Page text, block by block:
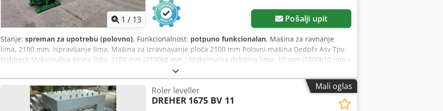
1 / 13 Pošalji upit
Stanje: spreman za upotrebu (polovno), Funkcionalnost: potpuno funkcionalan, Mašina za ravnanje
lima, 2100 mm, Ispravljanje lima, Mašina za izravnavanje ploča 2100 mm Polovni mašina Dedpfx Asv Tpv
Nsbbeck Maksimalna širina lista: 2100 mm (2100k8 mm,) Maksimalna debljina lima: 10 mm (1500k10 mm,)
Broj rolni: 11 kom Prečnik rolne: 95 mm Elektromotor: Podesiva brzina i smer Električni podaci: 400 V, 50
Hz, 36 A, 22.5 kV Uključuje valjkasti transporter.
Mali oglas
Roler leveller
DREHER 1675 BV 11